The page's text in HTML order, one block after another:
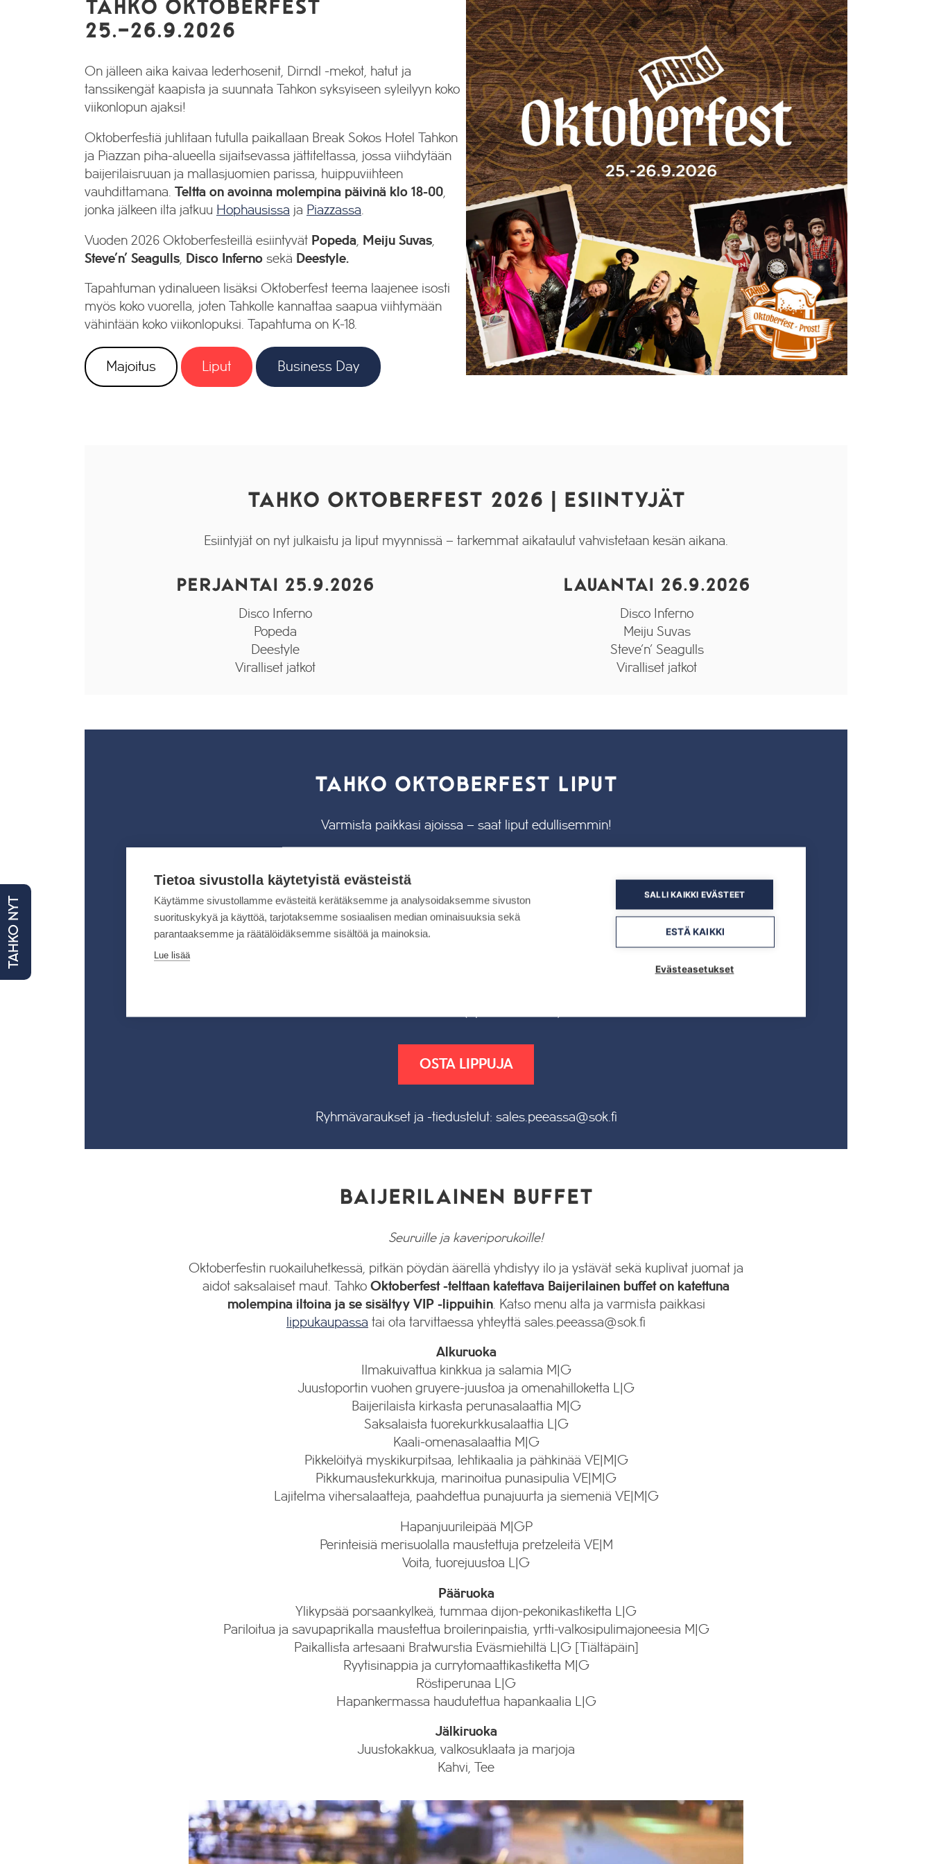
TAHKO NYT
TAHKO OKTOBERFEST
25.-26.9.2026
On jälleen aika kaivaa lederhosenit, Dirndl -mekot, hatut ja
tanssikengät kaapista ja suunnata Tahkon syksyiseen syleilyyn koko
viikonlopun ajaksi!
Oktoberfestiä juhlitaan tutulla paikallaan Break Sokos Hotel Tahkon
ja Piazzan piha-alueella sijaitsevassa jättiteltassa, jossa viihdytään
baijerilaisruuan ja mallasjuomien parissa, huippuviihteen
vauhdittamana.
Teltta on avoinna molempina päivinä klo 18-00
jonka jälkeen ilta jatkuu Hophausissa ja Piazzassa
Vuoden 2026 Oktoberfesteillä esiintyvät Popeda Meiju Suvas
Steve’n’ Seagulls
Disco Inferno sekä Deestyle.
Tapahtuman ydinalueen lisäksi Oktoberfest teema laajenee isosti
myös koko vuorella, joten Tahkolle kannattaa saapua viihtymään
vähintään koko viikonlopuksi. Tapahtuma on K-18.
Majoitus Liput Business Day
TAHKO OKTOBERFEST 2026 | ESIINTYJÄT
Esiintyjät on nyt julkaistu ja liput myynnissä – tarkemmat aikataulut vahvistetaan kesän aikana.
PERJANTAI 25.9.2026
Disco Inferno
Popeda
Deestyle
Viralliset jatkot
LAUANTAI 26.9.2026
Disco Inferno
Meiju Suvas
Steve’n’ Seagulls
Viralliset jatkot
TAHKO OKTOBERFEST LIPUT
Varmista paikkasi ajoissa – saat liput edullisemmin!
2 päivän lippu telttaan alk. 75 €
2 päivän VIP* alk. 203 €
*sis. alkujuoman, buffet -ruokailun
OSTA LIPPUJA
Ryhmävaraukset ja -tiedustelut: sales.peeassa@sok.fi
BAIJERILAINEN BUFFET
Seuruille ja kaveriporukoille!
Oktoberfestin ruokailuhetkessä, pitkän pöydän äärellä yhdistyy ilo ja ystävät sekä kuplivat juomat ja
aidot saksalaiset maut. Tahko Oktoberfest -telttaan katettava Baijerilainen buffet on katettuna
molempina iltoina ja se sisältyy VIP -lippuihin. Katso menu alta ja varmista paikkasi
lippukaupassa tai ota tarvittaessa yhteyttä sales.peeassa@sok.fi
Alkuruoka
Ilmakuivattua kinkkua ja salamia M|G
Juustoportin vuohen gruyere-juustoa ja omenahilloketta L|G
Baijerilaista kirkasta perunasalaattia M|G
Saksalaista tuorekurkkusalaattia L|G
Kaali-omenasalaattia M|G
Pikkelöityä myskikurpitsaa, lehtikaalia ja pähkinää VE|M|G
Pikkumaustekurkkuja, marinoitua punasipulia VE|M|G
Lajitelma vihersalaatteja, paahdettua punajuurta ja siemeniä VE|M|G
Hapanjuurileipää M|GP
Perinteisiä merisuolalla maustettuja pretzeleitä VE|M
Voita, tuorejuustoa L|G
Pääruoka
Ylikypsää porsaankylkeä, tummaa dijon-pekonikastiketta L|G
Pariloitua ja savupaprikalla maustettua broilerinpaistia, yrtti-valkosipulimajoneesia M|G
Paikallista artesaani Bratwurstia Eväsmiehiltä L|G [Tiältäpäin]
Ryytisinappia ja currytomaattikastiketta M|G
Röstiperunaa L|G
Hapankermassa haudutettua hapankaalia L|G
Jälkiruoka
Juustokakkua, valkosuklaata ja marjoja
Kahvi, Tee
Tietoa sivustolla käytetyistä evästeistä
Käytämme sivustollamme evästeitä kerätäksemme ja analysoidaksemme sivuston
suorituskykyä ja käyttöä, tarjotaksemme sosiaalisen median ominaisuuksia sekä
parantaaksemme ja räätälöidäksemme sisältöä ja mainoksia.
Lue lisää
SALLI KAIKKI EVÄSTEET
ESTÄ KAIKKI
Evästeasetukset